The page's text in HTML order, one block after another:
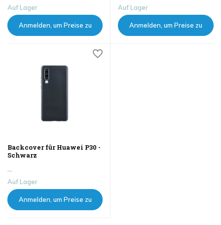
Auf Lager
Anmelden, um Preise zu
Auf Lager
Anmelden, um Preise zu
Backcover für Huawei P30 -
Schwarz
...
Auf Lager
Anmelden, um Preise zu